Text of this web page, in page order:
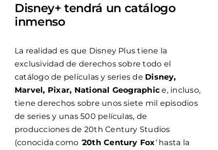
Disney+ tendrá un catálogo
inmenso
La realidad es que Disney Plus tiene la
exclusividad de derechos sobre todo el
catálogo de películas y series de Disney,
Marvel, Pixar, National Geographic e, incluso,
tiene derechos sobre unos siete mil episodios
de series y unas 500 películas, de
producciones de 20th Century Studios
(conocida como ‘20th Century Fox‘hasta la